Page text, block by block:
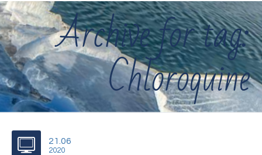
Archive for tag:
Chloroquine
21.06
2020